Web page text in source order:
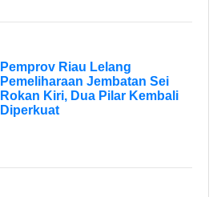
Pemprov Riau Lelang
Pemeliharaan Jembatan Sei
Rokan Kiri, Dua Pilar Kembali
Diperkuat